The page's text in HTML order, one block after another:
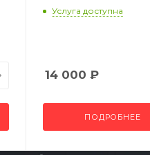
Услуга доступна
14 000 ₽
ПОДРОБНЕЕ